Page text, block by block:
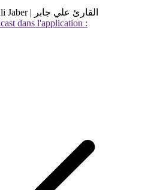
Sheikh Ali Jaber | القارئ علي جابر
dans l'application :